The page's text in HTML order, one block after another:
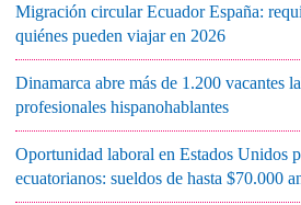
Migración circular Ecuador España:
quiénes pueden viajar en 2026
Dinamarca abre más de 1.200 vacantes
profesionales hispanohablantes
Oportunidad laboral en Estados Unidos
ecuatorianos: sueldos de hasta $70.000